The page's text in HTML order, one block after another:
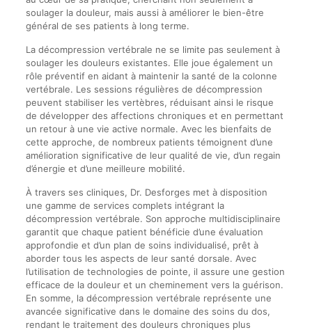
soulager la douleur, mais aussi à améliorer le bien-être
général de ses patients à long terme.
La décompression vertébrale ne se limite pas seulement à
soulager les douleurs existantes. Elle joue également un
rôle préventif en aidant à maintenir la santé de la colonne
vertébrale. Les sessions régulières de décompression
peuvent stabiliser les vertèbres, réduisant ainsi le risque
de développer des affections chroniques et en permettant
un retour à une vie active normale. Avec les bienfaits de
cette approche, de nombreux patients témoignent d’une
amélioration significative de leur qualité de vie, d’un regain
d’énergie et d’une meilleure mobilité.
À travers ses cliniques, Dr. Desforges met à disposition
une gamme de services complets intégrant la
décompression vertébrale. Son approche multidisciplinaire
garantit que chaque patient bénéficie d’une évaluation
approfondie et d’un plan de soins individualisé, prêt à
aborder tous les aspects de leur santé dorsale. Avec
l’utilisation de technologies de pointe, il assure une gestion
efficace de la douleur et un cheminement vers la guérison.
En somme, la décompression vertébrale représente une
avancée significative dans le domaine des soins du dos,
rendant le traitement des douleurs chroniques plus